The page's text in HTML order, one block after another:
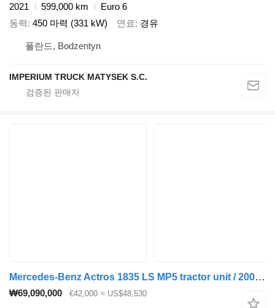
2021
599,000 km
Euro 6
동력 450 마력 (331 kW) 연료 경유
폴란드, Bodzentyn
IMPERIUM TRUCK MATYSEK S.C.
Mercedes-Benz Actros 1835 LS MP5 tractor unit / 200 tho. km
₩69,090,000 €42,000 ≈ US$48,530